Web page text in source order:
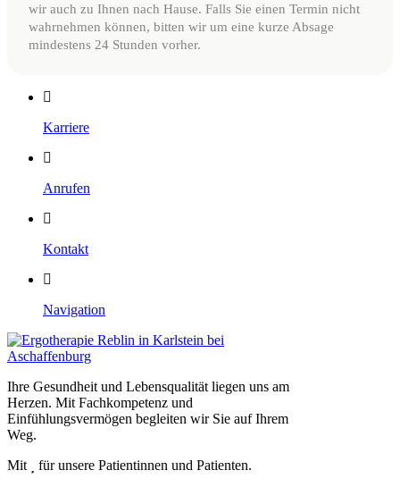
wir auch zu Ihnen nach Hause. Falls Sie einen Termin nicht
wahrnehmen können, bitten wir um eine kurze Absage
mindestens 24 Stunden vorher.
Karriere
Anrufen
Kontakt
Navigation
Ihre Gesundheit und Lebensqualität liegen uns am
Herzen. Mit Fachkompetenz und
Einfühlungsvermögen begleiten wir Sie auf Ihrem
Weg.
Mit
für unsere Patientinnen und Patienten.